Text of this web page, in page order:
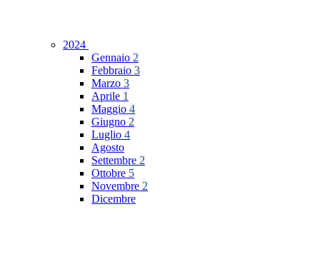
2024
Gennaio 2
Febbraio 3
Marzo 3
Aprile 1
Maggio 4
Giugno 2
Luglio 4
Agosto
Settembre 2
Ottobre 5
Novembre 2
Dicembre